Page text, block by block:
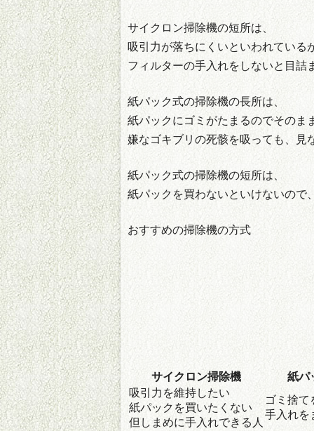
サイクロン掃除機の短所は、
吸引力が落ちにくいといわれている
フィルターの手入れをしないと目詰
紙パック式の掃除機の長所は、
紙パックにゴミがたまるのでそのま
嫌なゴキブリの死骸を吸っても、見
紙パック式の掃除機の短所は、
紙パックを買わないといけないので
おすすめの掃除機の方式
サイクロン掃除機
紙パ
吸引力を維持したい
紙パックを買いたくない
但しまめに手入れできる人
ゴミ捨て
手入れを